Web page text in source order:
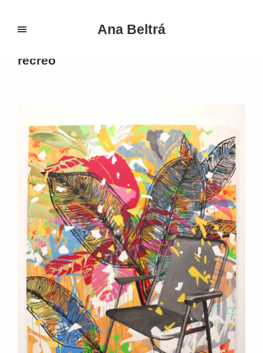
Ana Beltrá
recreo